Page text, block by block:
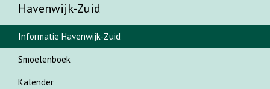
Havenwijk-Zuid
Informatie Havenwijk-Zuid
Smoelenboek
Kalender